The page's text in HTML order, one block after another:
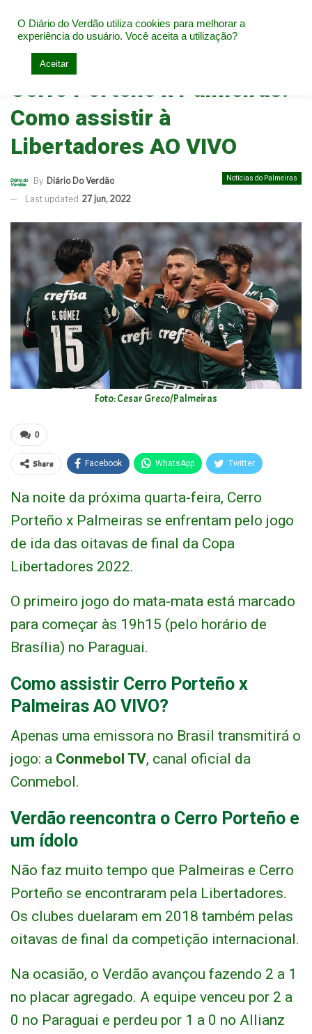
Home Notícias do Palmeiras
Cerro Porteño x Palmeiras:
Como assistir à
Libertadores AO VIVO
Notícias do Palmeiras
By Diário Do Verdão
Last updated 27 jun, 2022
Foto: Cesar Greco/Palmeiras
0
Share Facebook WhatsApp Twitter
Na noite da próxima quarta-feira, Cerro
Porteño x Palmeiras se enfrentam pelo jogo
de ida das oitavas de final da Copa
Libertadores 2022.
O primeiro jogo do mata-mata está marcado
para começar às 19h15 (pelo horário de
Brasília) no Paraguai.
Como assistir Cerro Porteño x
Palmeiras AO VIVO?
Apenas uma emissora no Brasil transmitirá o
jogo: a Conmebol TV, canal oficial da
Conmebol.
Verdão reencontra o Cerro Porteño e
um ídolo
Não faz muito tempo que Palmeiras e Cerro
Porteño se encontraram pela Libertadores.
Os clubes duelaram em 2018 também pelas
oitavas de final da competição internacional.
Na ocasião, o Verdão avançou fazendo 2 a 1
no placar agregado. A equipe venceu por 2 a
0 no Paraguai e perdeu por 1 a 0 no Allianz
O Diário do Verdão utiliza cookies para melhorar a
experiência do usuário. Você aceita a utilização?
Aceitar